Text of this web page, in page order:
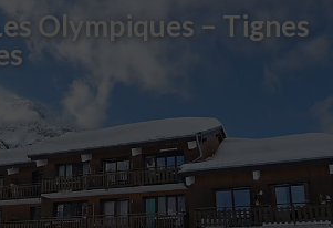
Olympiques – Tignes